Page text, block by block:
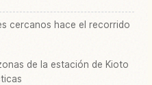
cercanos hace el recorrido
de la estación de Kioto